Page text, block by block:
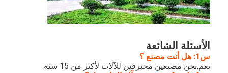
آلة قطع الليزر
يموت قطع المواد الاستهلاكية
الأسئلة الشائعة
س1: هل أنت مصنع ؟
نعم.نحن مصنعين محترفين للآلات لأكثر من 15 سنة.